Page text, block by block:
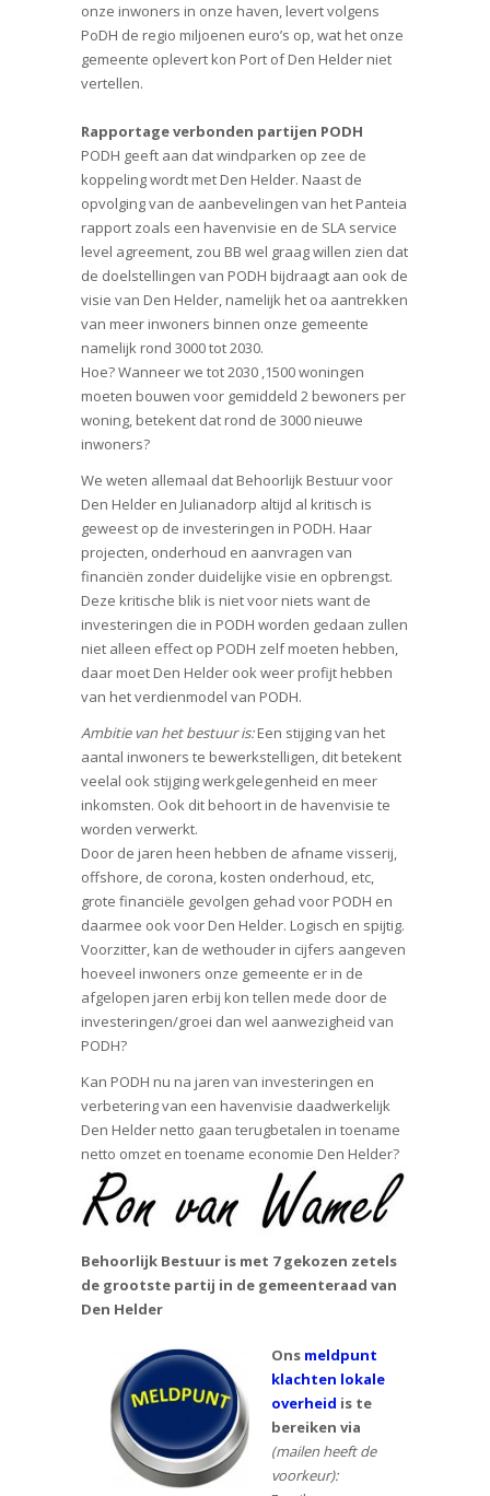
onze inwoners in onze haven, levert volgens
PoDH de regio miljoenen euro’s op, wat het onze
gemeente oplevert kon Port of Den Helder niet
vertellen.
Rapportage verbonden partijen PODH
PODH geeft aan dat windparken op zee de
koppeling wordt met Den Helder. Naast de
opvolging van de aanbevelingen van het Panteia
rapport zoals een havenvisie en de SLA service
level agreement, zou BB wel graag willen zien dat
de doelstellingen van PODH bijdraagt aan ook de
visie van Den Helder, namelijk het oa aantrekken
van meer inwoners binnen onze gemeente
namelijk rond 3000 tot 2030.
Hoe? Wanneer we tot 2030 ,1500 woningen
moeten bouwen voor gemiddeld 2 bewoners per
woning, betekent dat rond de 3000 nieuwe
inwoners?
We weten allemaal dat Behoorlijk Bestuur voor
Den Helder en Julianadorp altijd al kritisch is
geweest op de investeringen in PODH. Haar
projecten, onderhoud en aanvragen van
financiën zonder duidelijke visie en opbrengst.
Deze kritische blik is niet voor niets want de
investeringen die in PODH worden gedaan zullen
niet alleen effect op PODH zelf moeten hebben,
daar moet Den Helder ook weer profijt hebben
van het verdienmodel van PODH.
Ambitie van het bestuur is:Een stijging van het
aantal inwoners te bewerkstelligen, dit betekent
veelal ook stijging werkgelegenheid en meer
inkomsten. Ook dit behoort in de havenvisie te
worden verwerkt.
Door de jaren heen hebben de afname visserij,
offshore, de corona, kosten onderhoud, etc,
grote financiële gevolgen gehad voor PODH en
daarmee ook voor Den Helder. Logisch en spijtig.
Voorzitter, kan de wethouder in cijfers aangeven
hoeveel inwoners onze gemeente er in de
afgelopen jaren erbij kon tellen mede door de
investeringen/groei dan wel aanwezigheid van
PODH?
Kan PODH nu na jaren van investeringen en
verbetering van een havenvisie daadwerkelijk
Den Helder netto gaan terugbetalen in toename
netto omzet en toename economie Den Helder?
Behoorlijk Bestuur is met 7 gekozen zetels
de grootste partij in de gemeenteraad van
Den Helder
Ons meldpunt
klachten lokale
overheid is te
bereiken via
(mailen heeft de
voorkeur):